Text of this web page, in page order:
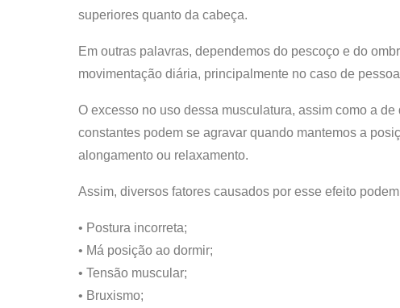
superiores quanto da cabeça.
Em outras palavras, dependemos do pescoço e do
movimentação diária, principalmente no caso de
O excesso no uso dessa musculatura, assim como a
constantes podem se agravar quando mantemos a
alongamento ou relaxamento.
Assim, diversos fatores causados por esse efeito
• Postura incorreta;
• Má posição ao dormir;
• Tensão muscular;
• Bruxismo;